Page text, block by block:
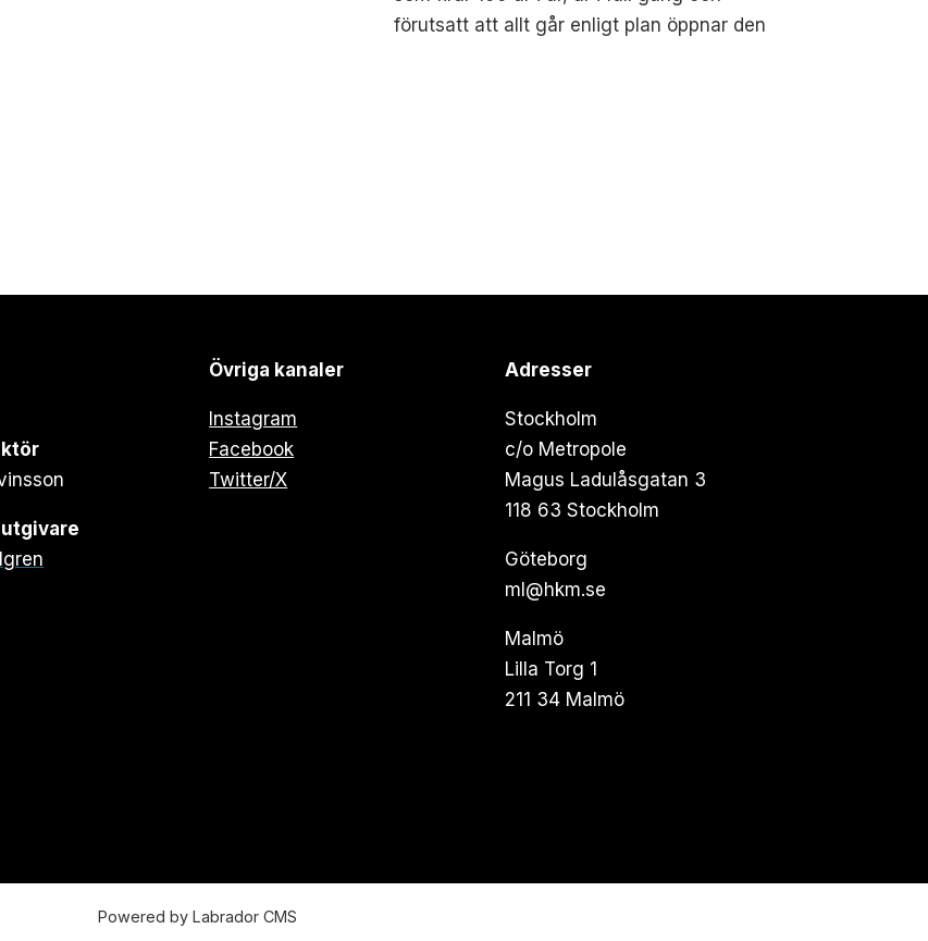
förutsatt att allt går enligt plan öppnar den
Övriga kanaler
Instagram
Facebook
Twitter/X
Adresser
Stockholm
c/o Metropole
Magus Ladulåsgatan 3
118 63 Stockholm
Göteborg
ml@hkm.se
Malmö
Lilla Torg 1
211 34 Malmö
Powered by Labrador CMS